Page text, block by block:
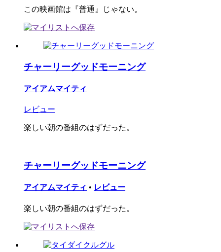
この映画館は『普通』じゃない。
チャーリーグッドモーニング
アイアムマイティ
レビュー
楽しい朝の番組のはずだった。
チャーリーグッドモーニング
アイアムマイティ • レビュー
楽しい朝の番組のはずだった。